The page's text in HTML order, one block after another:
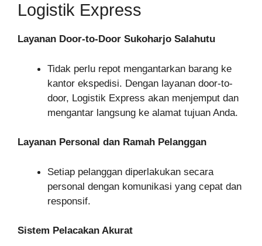
Logistik Express
Layanan Door-to-Door Sukoharjo Salahutu
Tidak perlu repot mengantarkan barang ke
kantor ekspedisi. Dengan layanan door-to-
door, Logistik Express akan menjemput dan
mengantar langsung ke alamat tujuan Anda.
Layanan Personal dan Ramah Pelanggan
Setiap pelanggan diperlakukan secara
personal dengan komunikasi yang cepat dan
responsif.
Sistem Pelacakan Akurat